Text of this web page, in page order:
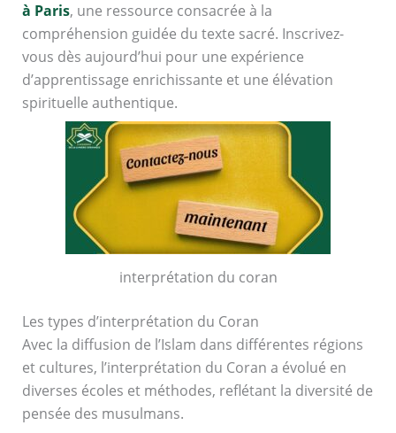
à Paris, une ressource consacrée à la
compréhension guidée du texte sacré. Inscrivez-
vous dès aujourd’hui pour une expérience
d’apprentissage enrichissante et une élévation
spirituelle authentique.
interprétation du coran
Les types d’interprétation du Coran
Avec la diffusion de l’Islam dans différentes régions
et cultures, l’interprétation du Coran a évolué en
diverses écoles et méthodes, reflétant la diversité de
pensée des musulmans.